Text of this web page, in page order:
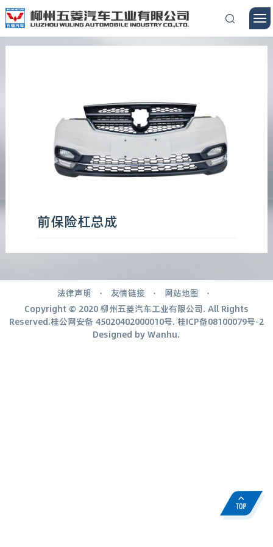
前保险杠总成
法律声明 友情链接
网站地图
Copyright © 2020 柳州五菱汽车工业有限公司. All Rights
Reserved.桂公网安备 45020402000010号. 桂ICP备08100079号-2
Designed byWanhu.